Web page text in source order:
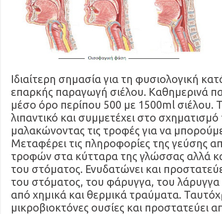
Ιδιαίτερη σημασία για τη φυσιολογική
επαρκής παραγωγή σιέλου. Καθημερινά
μέσο όρο περίπου 500 με 1500ml σιέλου.
λιπαντικό και συμμετέχει στο
μαλακώνοντας τις τροφές για να
Μεταφέρει τις πληροφορίες της γεύσης
τροφών στα κύτταρα της γλώσσας αλλά
του στόματος. Ενυδατώνει και
του στόματος, του φάρυγγα, του λάρυγγα
από χημικά και θερμικά τραύματα.
μικροβιοκτόνες ουσίες και προστατεύει